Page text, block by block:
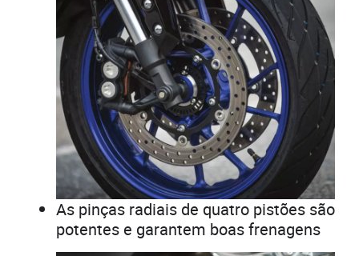
As pinças radiais de quatro pistões são
potentes e garantem boas frenagens